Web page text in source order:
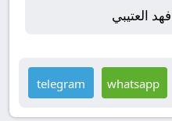
فهد العتيبي
whatsapp
telegram